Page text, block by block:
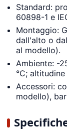
Standard:
60898-1 e
Montaggio:
dall'alto o
al modello).
Ambiente: -
°C;
Accessori:
modello),